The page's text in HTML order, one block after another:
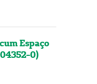
Espaço
0)